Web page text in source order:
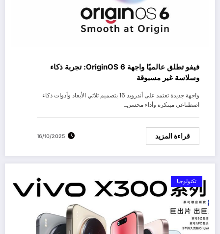
فيفو تطلق عالميًا واجهة OriginOS 6: تجربة ذكاء
وسلاسة غير مسبوقة
واجهة جديدة تعتمد على أندرويد 16 بتصميم ثلاثي الأبعاد وأدوات ذكاء
اصطناعي مبتكرة وأداء محسن…
قراءة المزيد 16/10/2025
تكنولوجيا